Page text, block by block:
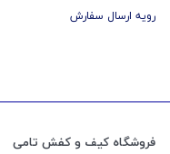
رویه ارسال سفارش
فروشگاه کیف و کفش تامی